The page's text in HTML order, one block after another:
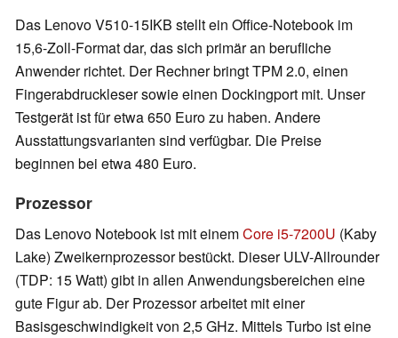
Das Lenovo V510-15IKB stellt ein Office-Notebook im
15,6-Zoll-Format dar, das sich primär an berufliche
Anwender richtet. Der Rechner bringt TPM 2.0, einen
Fingerabdruckleser sowie einen Dockingport mit. Unser
Testgerät ist für etwa 650 Euro zu haben. Andere
Ausstattungsvarianten sind verfügbar. Die Preise
beginnen bei etwa 480 Euro.
Prozessor
Das Lenovo Notebook ist mit einemCore i5-7200U (Kaby
Lake) Zweikernprozessor bestückt. Dieser ULV-Allrounder
(TDP: 15 Watt) gibt in allen Anwendungsbereichen eine
gute Figur ab. Der Prozessorarbeitet mit einer
Basisgeschwindigkeit von 2,5 GHz. Mittels Turbo ist eine